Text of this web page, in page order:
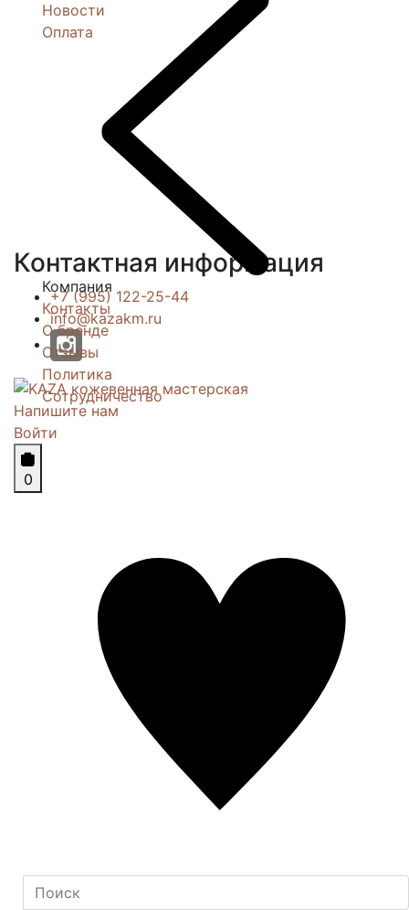
Новости
Оплата
Компания
Контакты
О бренде
Отзывы
Политика
Сотрудничество
Контактная информация
+7 (995) 122-25-44
info@kazakm.ru
Напишите нам
Войти
0